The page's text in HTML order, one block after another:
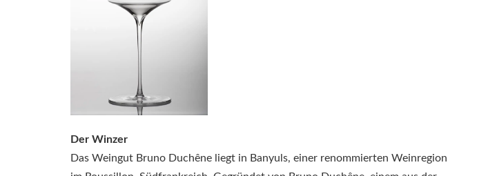
Der Winzer
Das Weingut Bruno Duchêne liegt in Banyuls, einer renommierten Weinregion